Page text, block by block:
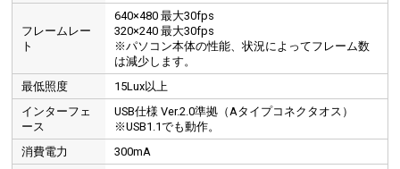
フレームレー
ト
640×480 最大30fps
320×240 最大30fps
※パソコン本体の性能、状況によってフレーム数
は減少します。
最低照度
15Lux以上
インターフェ
ース
USB仕様 Ver.2.0準拠（Aタイプコネクタオス）
※USB1.1でも動作。
消費電力
300mA